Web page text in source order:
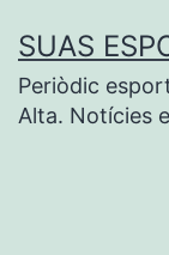
contenido
SUAS
Periòdic
Alta. Notícies